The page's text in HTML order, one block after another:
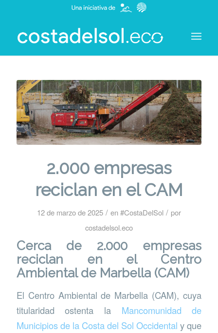
2.000 empresas
reciclan en el CAM
12 de marzo de 2025 / en#CostaDelSol / por
costadelsol.eco
Cerca de 2.000 empresas
reciclan en el Centro
Ambiental de Marbella (CAM)
El Centro Ambiental de Marbella (CAM), cuya
titularidad ostenta la Mancomunidad de
Municipios de la Costa del Sol Occidentaly que